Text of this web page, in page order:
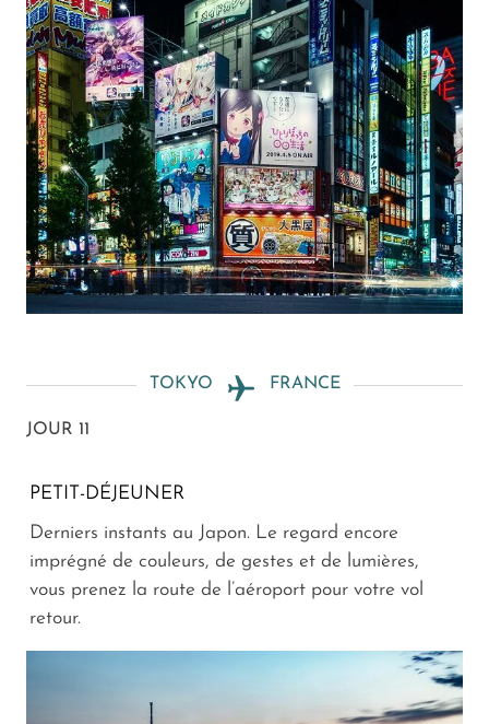
TOKYO FRANCE
JOUR 11
PETIT-DÉJEUNER
Derniers instants au Japon. Le regard encore
imprégné de couleurs, de gestes et de lumières,
vous prenez la route de l’aéroport pour votre vol
retour.